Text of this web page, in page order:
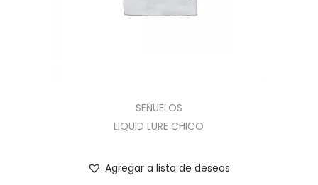
SEÑUELOS
LIQUID LURE CHICO
Agregar a lista de deseos